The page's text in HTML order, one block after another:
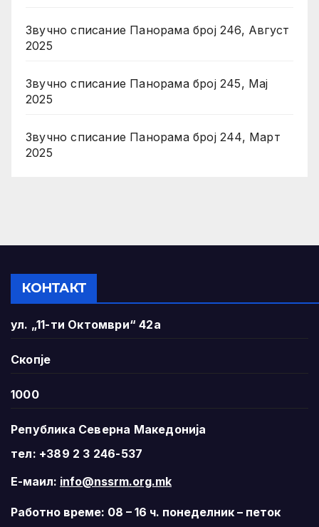
Звучно списание Панорама број 246, Август
2025
Звучно списание Панорама број 245, Мај
2025
Звучно списание Панорама број 244, Март
2025
КОНТАКТ
ул. „11-ти Октомври“ 42а
Скопје
1000
Република Северна Македонија
тел: +389 2 3 246-537
Е-маил: info@nssrm.org.mk
Работно време: 08 – 16 ч. понеделник – петок